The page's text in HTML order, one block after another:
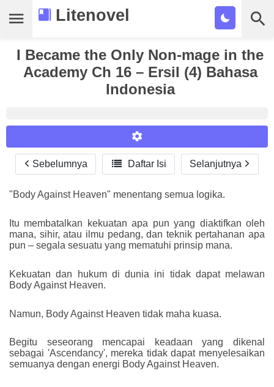
Litenovel
Daftar Novel
Tamat
Bookmark
I Became the Only Non-mage in the
Academy Ch 16 – Ersil (4) Bahasa
Indonesia
Reader Settings
Font :
Size :
A-
16 A+
Sebelumnya  Daftar Isi Selanjutnya
"Body Against Heaven" menentang semua logika.
Itu membatalkan kekuatan apa pun yang diaktifkan oleh
mana, sihir, atau ilmu pedang, dan teknik pertahanan apa
pun – segala sesuatu yang mematuhi prinsip mana.
Kekuatan dan hukum di dunia ini tidak dapat melawan
Body Against Heaven.
Namun, Body Against Heaven tidak maha kuasa.
Begitu seseorang mencapai keadaan yang dikenal
sebagai 'Ascendancy', mereka tidak dapat menyelesaikan
semuanya dengan energi Body Against Heaven.